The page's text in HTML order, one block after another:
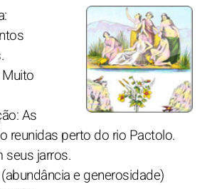
As
reunidas perto do rio Pactolo.
seus jarros.
e generosidade)